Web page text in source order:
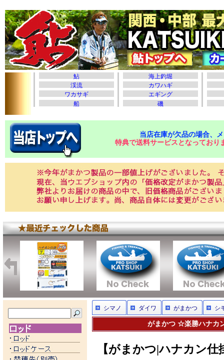
当店在庫が欠品の場合、
特典で送料サービスとなっており
シマノ ダイワ がまかつ シ
がまかつ ☆楽勝ハナカ
【がまかつ|ハナカン